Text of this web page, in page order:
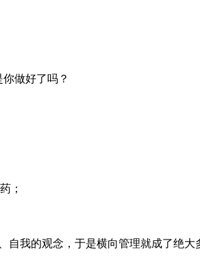
做好了吗？
；
我的观念，于是横向管理就成了绝大